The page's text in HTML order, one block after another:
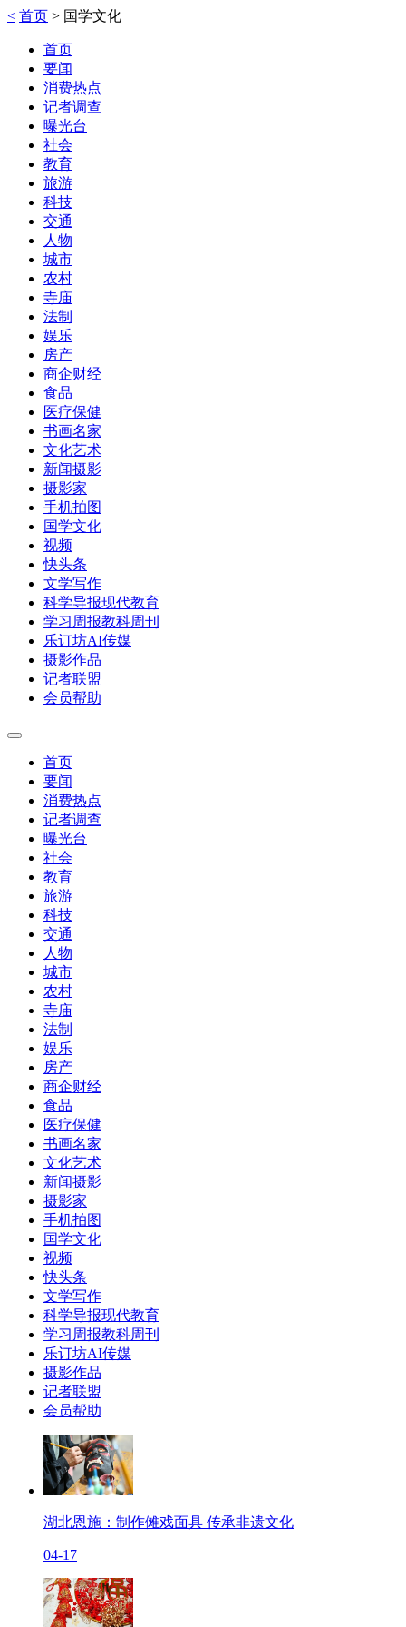
< 首页 > 国学文化
首页
要闻
消费热点
记者调查
曝光台
社会
教育
旅游
科技
交通
人物
城市
农村
寺庙
法制
娱乐
房产
商企财经
食品
医疗保健
书画名家
文化艺术
新闻摄影
摄影家
手机拍图
国学文化
视频
快头条
文学写作
科学导报现代教育
学习周报教科周刊
乐订坊AI传媒
摄影作品
记者联盟
会员帮助
首页
要闻
消费热点
记者调查
曝光台
社会
教育
旅游
科技
交通
人物
城市
农村
寺庙
法制
娱乐
房产
商企财经
食品
医疗保健
书画名家
文化艺术
新闻摄影
摄影家
手机拍图
国学文化
视频
快头条
文学写作
科学导报现代教育
学习周报教科周刊
乐订坊AI传媒
摄影作品
记者联盟
会员帮助
湖北恩施：制作傩戏面具 传承非遗文化
04-17